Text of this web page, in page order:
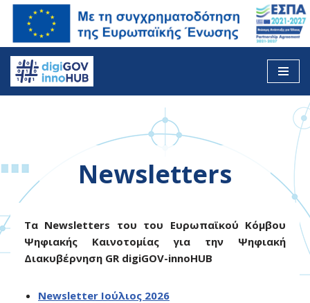
to
content
Newsletters
Τα Newsletters του του Ευρωπαϊκού Κόμβου
Ψηφιακής Καινοτομίας για την Ψηφιακή
Διακυβέρνηση GR digiGOV-innoHUB
Newsletter Ιούλιος 2026